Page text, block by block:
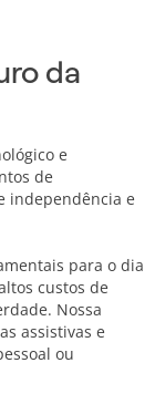
da
e
de
independência e
para o dia
custos de
Nossa
assistivas e
ou